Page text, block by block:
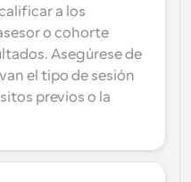
a los
o cohorte
Asegúrese de
el tipo de sesión
previos o la